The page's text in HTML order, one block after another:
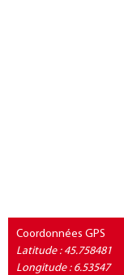
Coordonnées GPS
Latitude : 45.758481
Longitude : 6.53547